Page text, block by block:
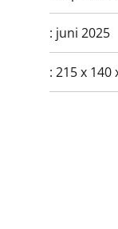
: juni 2025
: 215 x 140